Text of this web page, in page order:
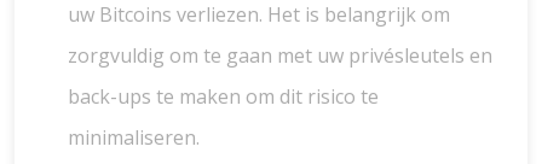
uw Bitcoins verliezen. Het is belangrijk om
zorgvuldig om te gaan met uw privésleutels en
back-ups te maken om dit risico te
minimaliseren.